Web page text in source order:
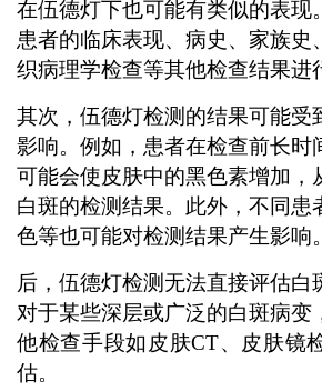
在伍德灯下也可能有类似的表现
患者的临床表现、病史、家族史
织病理学检查等其他检查结果进
其次，伍德灯检测的结果可能受
影响。例如，患者在检查前长时
可能会使皮肤中的黑色素增加，
白斑的检测结果。此外，不同患
色等也可能对检测结果产生影响。
后，伍德灯检测无法直接评估白
对于某些深层或广泛的白斑病变
他检查手段如皮肤CT、皮肤镜
估。